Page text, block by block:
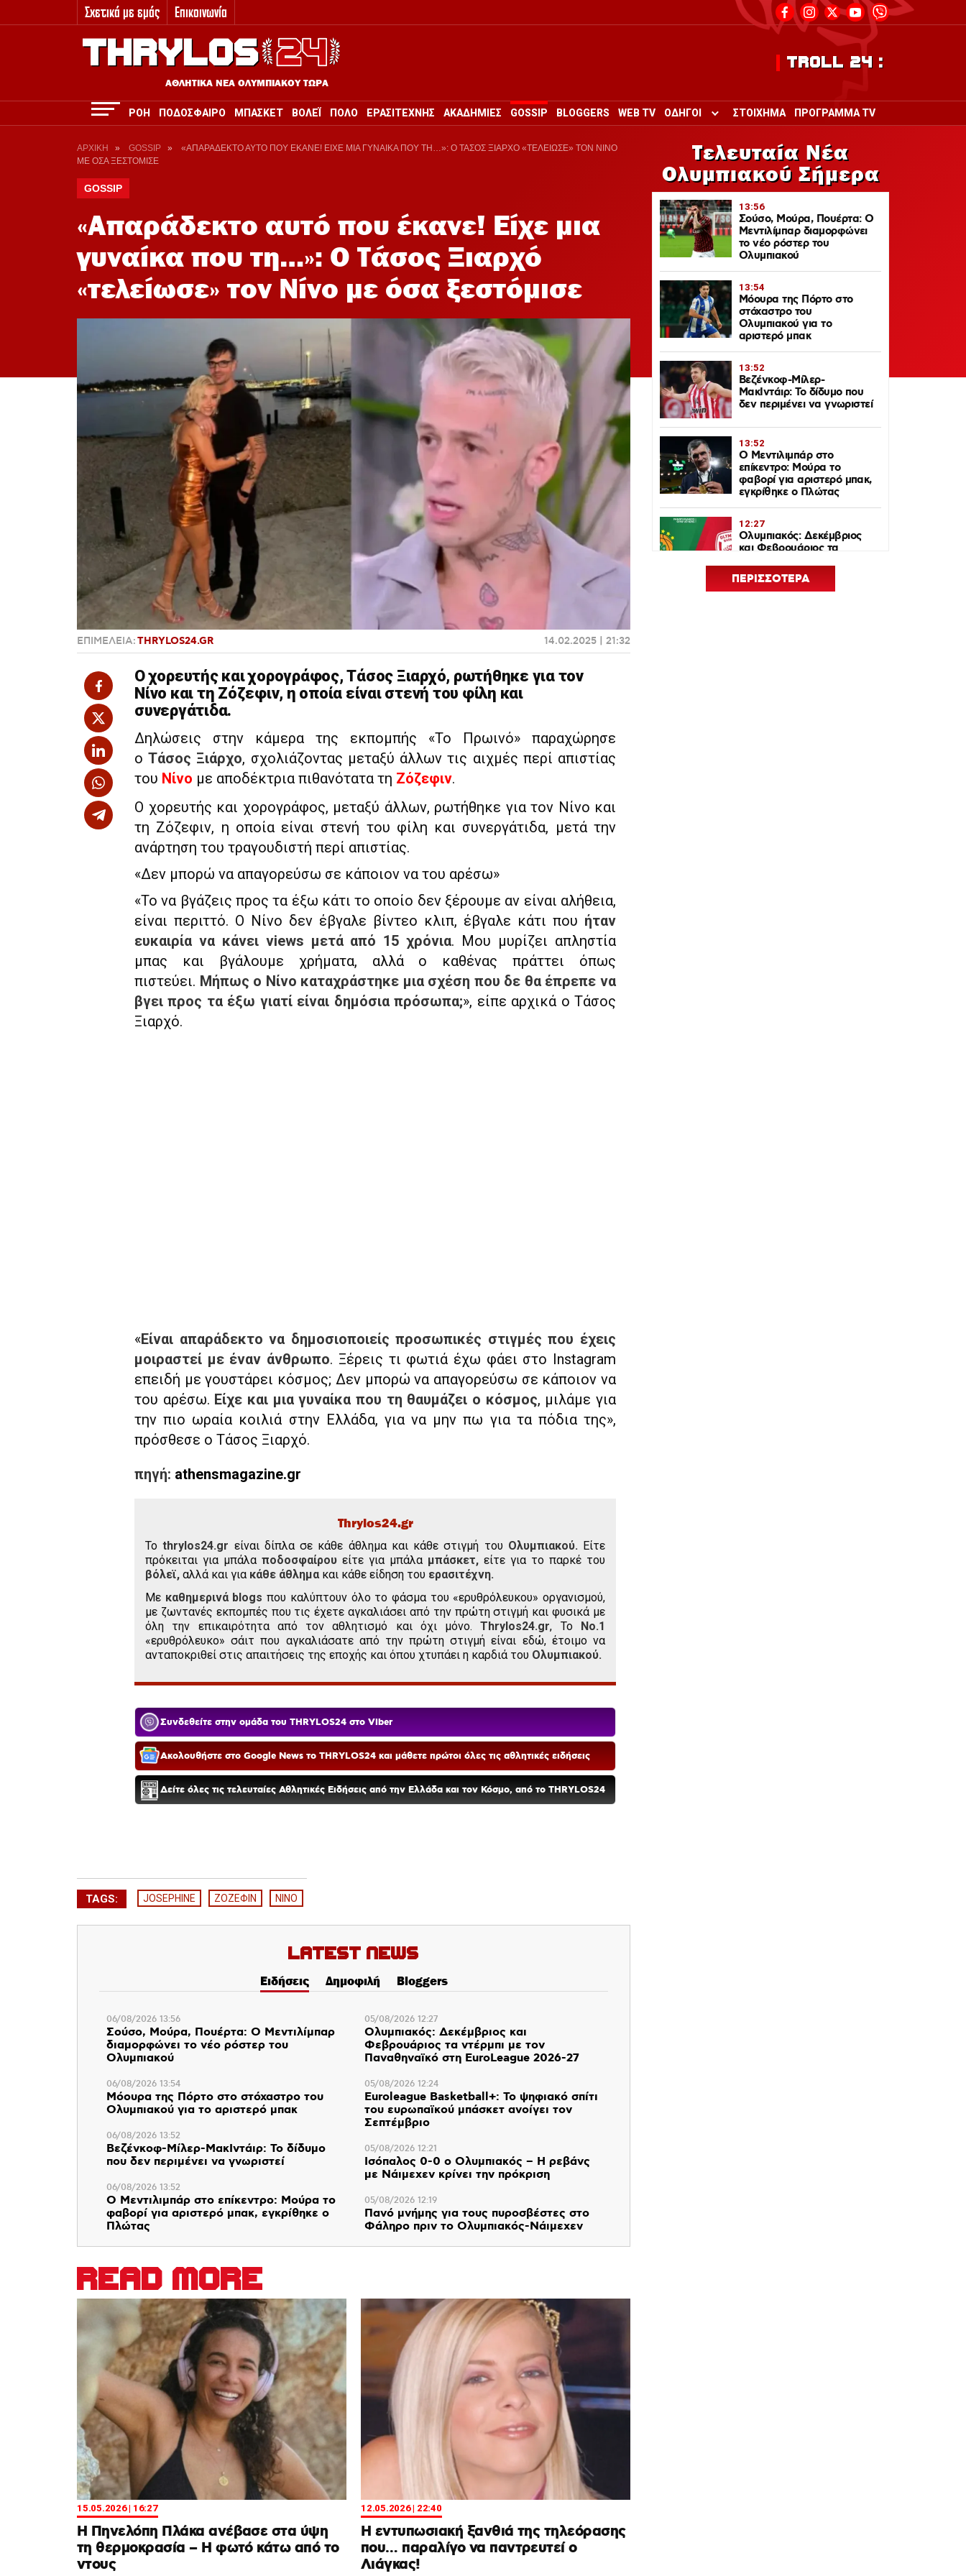
Σχετικά με εμάς Επικοινωνία
ΑΘΛΗΤΙΚΑ ΝΕΑ ΟΛΥΜΠΙΑΚΟΥ ΤΩΡΑ
TROLL 24 :
ΡΟΗ ΠΟΔΟΣΦΑΙΡΟ ΜΠΑΣΚΕΤ ΒΟΛΕΪ ΠΟΛΟ ΕΡΑΣΙΤΕΧΝΗΣ ΑΚΑΔΗΜΙΕΣ GOSSIP BLOGGERS WEB TV
ΟΔΗΓΟΙ
Toggle submenu for ΟΔΗΓΟΙ
ΣΤΟΙΧΗΜΑ ΠΡΟΓΡΑΜΜΑ TV
ΑΡΧΙΚΗ » GOSSIP » «ΑΠΑΡΑΔΕΚΤΟ ΑΥΤΟ ΠΟΥ ΕΚΑΝΕ! ΕΙΧΕ ΜΙΑ ΓΥΝΑΙΚΑ ΠΟΥ ΤΗ…»: Ο ΤΑΣΟΣ ΞΙΑΡΧΟ «ΤΕΛΕΙΩΣΕ» ΤΟΝ ΝΙΝΟ
ΜΕ ΟΣΑ ΞΕΣΤΟΜΙΣΕ
GOSSIP
«Απαράδεκτο αυτό που έκανε! Είχε μια
γυναίκα που τη…»: Ο Τάσος Ξιαρχό
«τελείωσε» τον Νίνο με όσα ξεστόμισε
ΕΠΙΜΕΛΕΙΑ:THRYLOS24.GR 14.02.2025 | 21:32
Ο χορευτής και χορογράφος, Τάσος Ξιαρχό, ρωτήθηκε για τον
Νίνο και τη Ζόζεφιν, η οποία είναι στενή του φίλη και
συνεργάτιδα.
Δηλώσεις στην κάμερα της εκπομπής «Το Πρωινό» παραχώρησε
οΤάσος Ξιάρχο, σχολιάζοντας μεταξύ άλλων τις αιχμές περί απιστίας
του Νίνο με αποδέκτρια πιθανότατα τη Ζόζεφιν.
Ο χορευτής και χορογράφος, μεταξύ άλλων, ρωτήθηκε για τον Νίνο και
τη Ζόζεφιν, η οποία είναι στενή του φίλη και συνεργάτιδα, μετά την
ανάρτηση του τραγουδιστή περί απιστίας.
«Δεν μπορώ να απαγορεύσω σε κάποιον να του αρέσω»
«Το να βγάζεις προς τα έξω κάτι το οποίο δεν ξέρουμε αν είναι αλήθεια,
είναι περιττό. Ο Νίνο δεν έβγαλε βίντεο κλιπ, έβγαλε κάτι που ήταν
ευκαιρία να κάνει views μετά από 15 χρόνια. Μου μυρίζει απληστία
μπας και βγάλουμε χρήματα, αλλά ο καθένας πράττει όπως
πιστεύει. Μήπως ο Νίνο καταχράστηκε μια σχέση που δε θα έπρεπε να
βγει προς τα έξω γιατί είναι δημόσια πρόσωπα;», είπε αρχικά ο Τάσος
Ξιαρχό.
«Είναι απαράδεκτο να δημοσιοποιείς προσωπικές στιγμές που έχεις
μοιραστεί με έναν άνθρωπο. Ξέρεις τι φωτιά έχω φάει στο Instagram
επειδή με γουστάρει κόσμος; Δεν μπορώ να απαγορεύσω σε κάποιον να
του αρέσω. Είχε και μια γυναίκα που τη θαυμάζει ο κόσμος, μιλάμε για
την πιο ωραία κοιλιά στην Ελλάδα, για να μην πω για τα πόδια της»,
πρόσθεσε ο Τάσος Ξιαρχό.
πηγή: athensmagazine.gr
Thrylos24.gr
Tothrylos24.gr είναι δίπλα σε κάθε άθλημα και κάθε στιγμή του Ολυμπιακού. Είτε
πρόκειται για μπάλα ποδοσφαίρου είτε για μπάλα μπάσκετ, είτε για το παρκέ του
βόλεϊ, αλλά και για κάθε άθλημα και κάθε είδηση του ερασιτέχνη.
Με καθημερινά blogs που καλύπτουν όλο το φάσμα του «ερυθρόλευκου» οργανισμού,
με ζωντανές εκπομπές που τις έχετε αγκαλιάσει από την πρώτη στιγμή και φυσικά με
όλη την επικαιρότητα από τον αθλητισμό και όχι μόνο.Thrylos24.gr, Το Νο.1
«ερυθρόλευκο» σάιτ που αγκαλιάσατε από την πρώτη στιγμή είναι εδώ, έτοιμο να
ανταποκριθεί στις απαιτήσεις της εποχής και όπου χτυπάει η καρδιά του Ολυμπιακού.
Συνδεθείτε στην ομάδα του THRYLOS24 στο Viber
Ακολουθήστε στο Google News το THRYLOS24 και μάθετε πρώτοι όλες τις αθλητικές ειδήσεις
Δείτε όλες τις τελευταίες Αθλητικές Ειδήσεις από την Ελλάδα και τον Κόσμο, από το THRYLOS24
TAGS: JOSEPHINE ΖΟΖΕΦΙΝ ΝΙΝΟ
Latest News
Ειδήσεις Δημοφιλή Bloggers
06/08/2026 13:56
Σούσο, Μούρα, Πουέρτα: Ο Μεντιλίμπαρ
διαμορφώνει το νέο ρόστερ του
Ολυμπιακού
06/08/2026 13:54
Μόουρα της Πόρτο στο στόχαστρο του
Ολυμπιακού για το αριστερό μπακ
06/08/2026 13:52
Βεζένκοφ-Μίλερ-ΜακΙντάιρ: Το δίδυμο
που δεν περιμένει να γνωριστεί
06/08/2026 13:52
Ο Μεντιλιμπάρ στο επίκεντρο: Μούρα το
φαβορί για αριστερό μπακ, εγκρίθηκε ο
Πλώτας
05/08/2026 12:27
Ολυμπιακός: Δεκέμβριος και
Φεβρουάριος τα ντέρμπι με τον
Παναθηναϊκό στη EuroLeague 2026-27
05/08/2026 12:24
Euroleague Basketball+: Το ψηφιακό σπίτι
του ευρωπαϊκού μπάσκετ ανοίγει τον
Σεπτέμβριο
05/08/2026 12:21
Ισόπαλος 0-0 ο Ολυμπιακός – Η ρεβάνς
με Νάιμεχεν κρίνει την πρόκριση
05/08/2026 12:19
Πανό μνήμης για τους πυροσβέστες στο
Φάληρο πριν το Ολυμπιακός-Νάιμεχεν
READ MORE
15.05.2026 | 16:27
Η Πηνελόπη Πλάκα ανέβασε στα ύψη
τη θερμοκρασία – Η φωτό κάτω από το
ντους
12.05.2026 | 22:40
Η εντυπωσιακή ξανθιά της τηλεόρασης
που… παραλίγο να παντρευτεί ο
Λιάγκας!
Τελευταία Νέα
Ολυμπιακού Σήμερα
13:56
Σούσο, Μούρα, Πουέρτα: Ο
Μεντιλίμπαρ διαμορφώνει
το νέο ρόστερ του
Ολυμπιακού
13:54
Μόουρα της Πόρτο στο
στόχαστρο του
Ολυμπιακού για το
αριστερό μπακ
13:52
Βεζένκοφ-Μίλερ-
ΜακΙντάιρ: Το δίδυμο που
δεν περιμένει να γνωριστεί
13:52
Ο Μεντιλιμπάρ στο
επίκεντρο: Μούρα το
φαβορί για αριστερό μπακ,
εγκρίθηκε ο Πλώτας
12:27
Ολυμπιακός: Δεκέμβριος
και Φεβρουάριος τα
Παναθηναϊκό στη
EuroLeague 2026-27
ΠΕΡΙΣΣΟΤΕΡΑ